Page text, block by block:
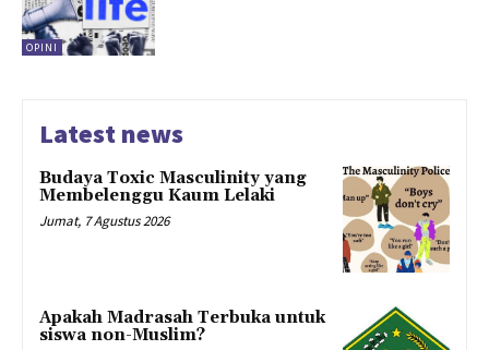
OPINI
Latest news
Budaya Toxic Masculinity yang
Membelenggu Kaum Lelaki
Jumat, 7 Agustus 2026
Apakah Madrasah Terbuka untuk
siswa non-Muslim?